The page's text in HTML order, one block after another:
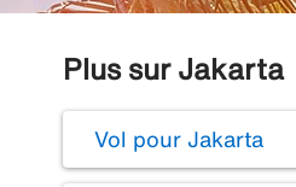
Plus sur Jakarta
Vol pour Jakarta